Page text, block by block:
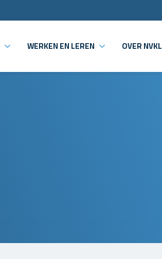
WERKEN EN LEREN OVER NVKL